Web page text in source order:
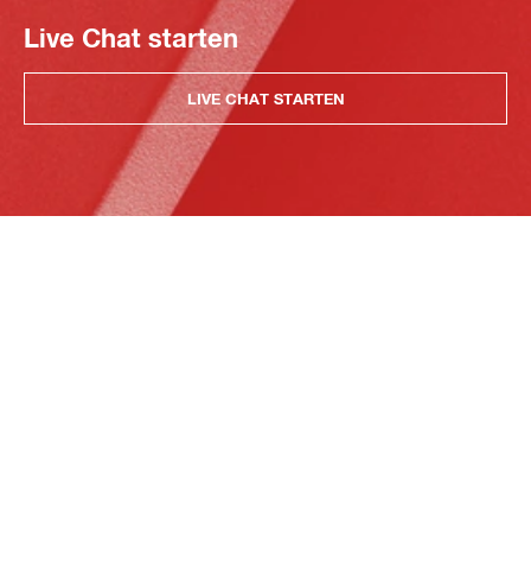
Live Chat starten
LIVE CHAT STARTEN